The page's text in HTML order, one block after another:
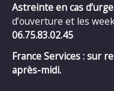
Astreinte en cas
d’ouverture et les
06.75.83.02.45
France Services : sur
après-midi.